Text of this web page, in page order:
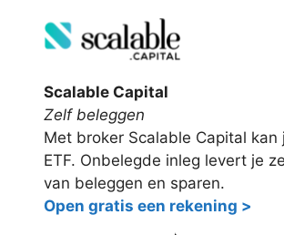
Scalable Capital
Zelf beleggen
Met broker Scalable Capital
ETF. Onbelegde inleg levert je
van beleggen en sparen.
Open gratis een rekening >